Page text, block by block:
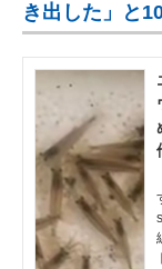
き出した」と